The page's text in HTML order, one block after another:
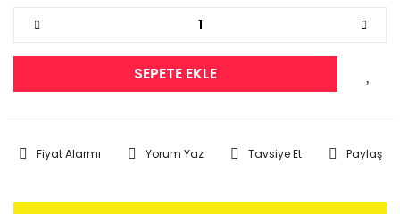
SEPETE EKLE
Fiyat Alarmı Yorum Yaz Tavsiye Et Paylaş